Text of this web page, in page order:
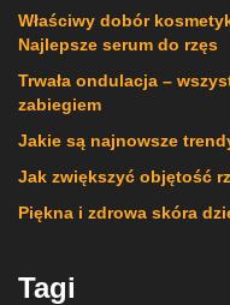
Właściwy dobór
Najlepsze serum do rzęs
Trwała ondulacja –
zabiegiem
Jakie są najnowsze
Jak zwiększyć objętość
Piękna i zdrowa skóra
Tagi